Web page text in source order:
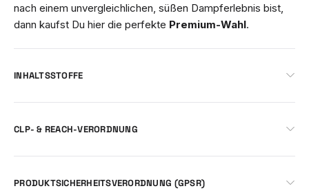
nach einem unvergleichlichen, süßen Dampferlebnis bist,
dann kaufst Du hier die perfekte Premium-Wahl.
INHALTSSTOFFE
CLP- & REACH-VERORDNUNG
PRODUKTSICHERHEITSVERORDNUNG (GPSR)